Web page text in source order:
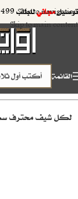
Skip to navigation
Skip to main content
توصيلمجانيللطلب 499 +كود الخصم N9
القائمة
لكل شيف محترف